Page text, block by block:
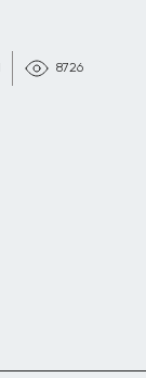
8726